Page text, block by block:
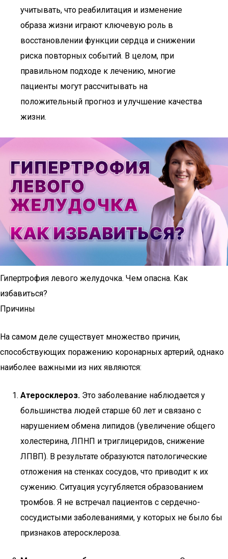
учитывать, что реабилитация и изменение
образа жизни играют ключевую роль в
восстановлении функции сердца и снижении
риска повторных событий. В целом, при
правильном подходе к лечению, многие
пациенты могут рассчитывать на
положительный прогноз и улучшение качества
жизни.
Гипертрофия левого желудочка. Чем опасна. Как
избавиться?
Причины
На самом деле существует множество причин,
способствующих поражению коронарных артерий, однако
наиболее важными из них являются:
Атеросклероз. Это заболевание наблюдается у
большинства людей старше 60 лет и связано с
нарушением обмена липидов (увеличение общего
холестерина, ЛПНП и триглицеридов, снижение
ЛПВП). В результате образуются патологические
отложения на стенках сосудов, что приводит к их
сужению. Ситуация усугубляется образованием
тромбов. Я не встречал пациентов с сердечно-
сосудистыми заболеваниями, у которых не было бы
признаков атеросклероза.